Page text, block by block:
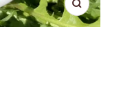
Agrandar